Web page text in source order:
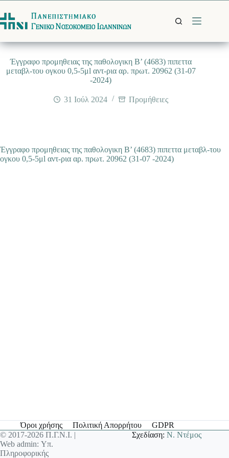
στο
περιεχόμενο
Έγγραφο προμηθειας της παθολογικη B’ (4683) πιπεττα
μεταβλ-του ογκου 0,5-5μl αντ-ρια αρ. πρωτ. 20962 (31-07
-2024)
31 Ιούλ 2024 Προμήθειες
Έγγραφο προμηθειας της παθολογικη B’ (4683) πιπεττα μεταβλ-του
ογκου 0,5-5μl αντ-ρια αρ. πρωτ. 20962 (31-07 -2024)
Όροι χρήσης Πολιτική Απορρήτου
GDPR
© 2017-2026 Π.Γ.Ν.Ι. |
Web admin: Υπ.
Πληροφορικής
Σχεδίαση:Ν. Ντέμος